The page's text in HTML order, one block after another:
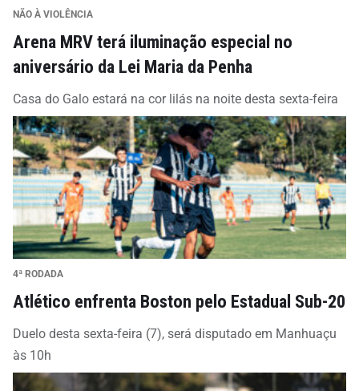
NÃO À VIOLÊNCIA
Arena MRV terá iluminação especial no
aniversário da Lei Maria da Penha
Casa do Galo estará na cor lilás na noite desta sexta-feira
4ª RODADA
Atlético enfrenta Boston pelo Estadual Sub-20
Duelo desta sexta-feira (7), será disputado em Manhuaçu
às 10h